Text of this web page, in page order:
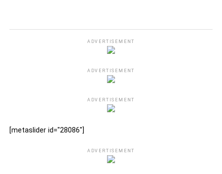
ADVERTISEMENT
ADVERTISEMENT
ADVERTISEMENT
[metaslider id="28086"]
ADVERTISEMENT